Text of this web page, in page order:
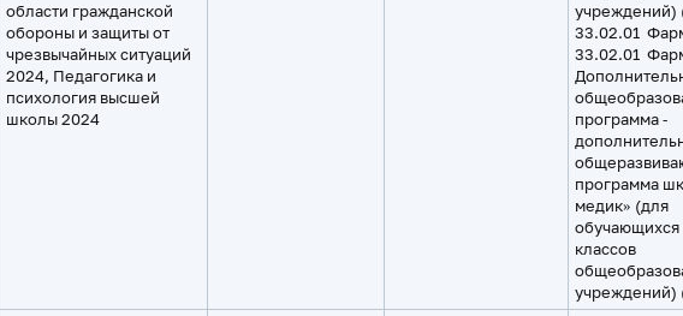
области гражданской
обороны и защиты от
чрезвычайных ситуаций
2024, Педагогика и
психология высшей
школы 2024
учреждений)
33.02.01
33.02.01
программа ‑
программа
медик» (для
обучающихся
классов
учреждений)